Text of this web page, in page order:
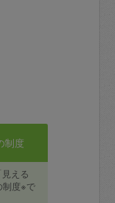
制度
える
制度※で